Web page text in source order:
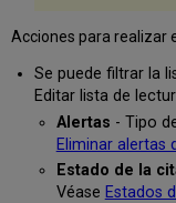
Acciones para realizar
Se puede filtrar la
Editar lista de
Alertas - Tipo
Eliminar alertas
Estado de la
Véase Estados